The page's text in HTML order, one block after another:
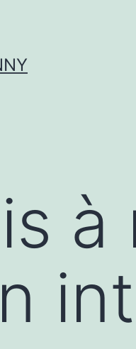
à